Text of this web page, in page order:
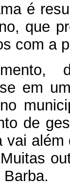
é
que
com a
em
de
vai